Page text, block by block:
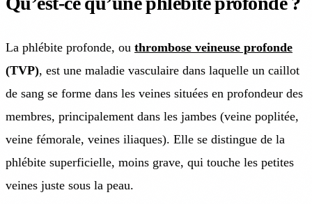
La phlébite profonde, ou thrombose veineuse profonde
(TVP), est une maladie vasculaire dans laquelle un caillot
de sang se forme dans les veines situées en profondeur des
membres, principalement dans les jambes (veine poplitée,
veine fémorale, veines iliaques). Elle se distingue de la
phlébite superficielle, moins grave, qui touche les petites
veines juste sous la peau.